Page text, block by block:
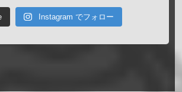
Instagram でフォロー